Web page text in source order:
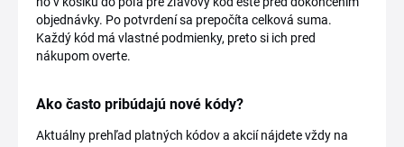
objednávky. Po potvrdení sa prepočíta celková suma.
Každý kód má vlastné podmienky, preto si ich pred
nákupom overte.
Ako často pribúdajú nové kódy?
Aktuálny prehľad platných kódov a akcií nájdete vždy na